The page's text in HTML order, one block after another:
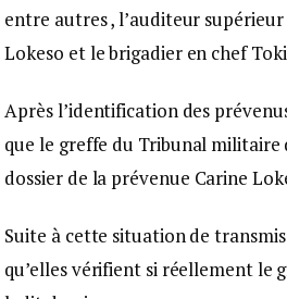
entre autres , l’auditeur
Lokeso et le brigadier en chef
Après l’identification des
que le greffe du Tribunal militaire
dossier de la prévenue Carine
Suite à cette situation de
qu’elles vérifient si réellement le